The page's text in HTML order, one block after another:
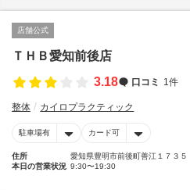
店舗公式
ＴＨＢ愛知前後店
3.18
口コミ 1件
整体 カイロプラクティック
駐車場有 カード可
住所
愛知県豊明市前後町善江１７３５
本日の営業状況 9:30〜19:30